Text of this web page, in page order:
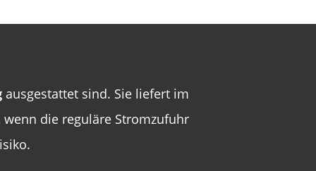
ausgestattet sind. Sie liefert im
die reguläre Stromzufuhr